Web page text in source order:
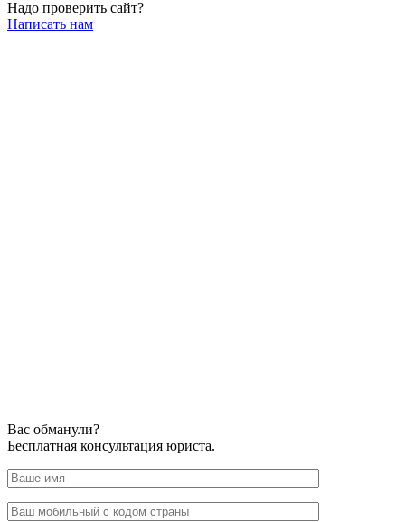
Надо проверить сайт?
Написать нам
Вас обманули?
Бесплатная консультация юриста.